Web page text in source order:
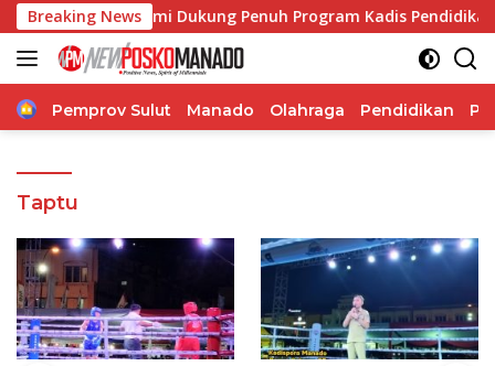
Langsung
ke
konten
Breaking News
Ticoalu: Kami Dukung Penuh Program Kadis Pendidikan,
Home
Pemprov Sulut Manado Olahraga Pendidikan
Taptu